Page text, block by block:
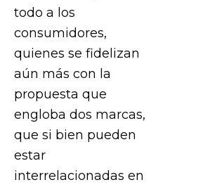
todo a los
consumidores,
quienes se fidelizan
aún más con la
propuesta que
engloba dos marcas,
que si bien pueden
estar
interrelacionadas en